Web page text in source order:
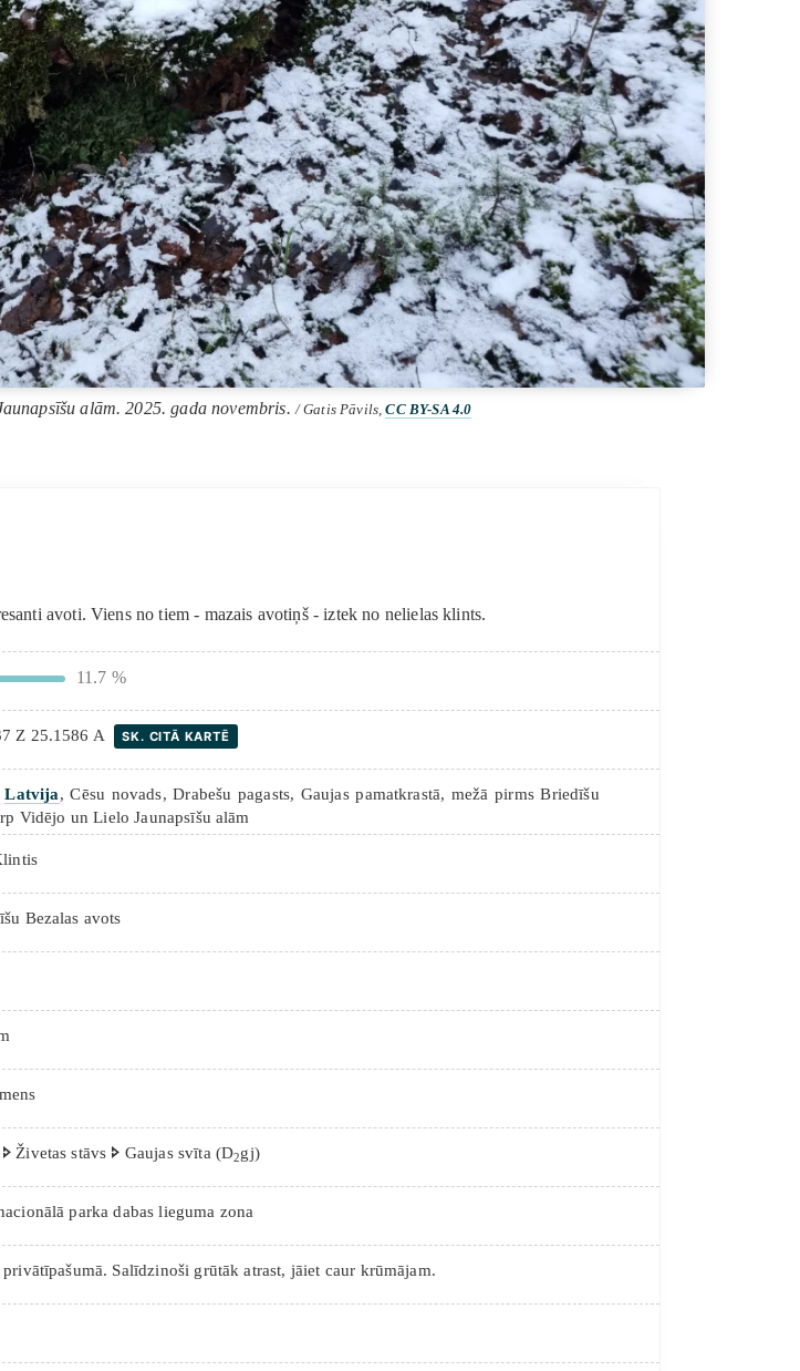
alām. 2025. gada novembris. / Gatis Pāvils,CC BY-SA 4.0
avoti. Viens no tiem - mazais avotiņš - iztek no nelielas klints.
11.7 %
Z 25.1586 A SK. CITĀ KARTĒ
Latvija, Cēsu novads, Drabešu pagasts, Gaujas pamatkrastā, mežā pirms Briedīšu
Vidējo un Lielo Jaunapsīšu alām
Bezalas avots
Živetas stāvs 🢖 Gaujas svīta (D2gj)
parka dabas lieguma zona
privātīpašumā. Salīdzinoši grūtāk atrast, jāiet caur krūmājam.